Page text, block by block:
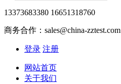
13373683380 16651318760
商务合作：sales@china-zztest.com
登录 注册
网站首页
关于我们